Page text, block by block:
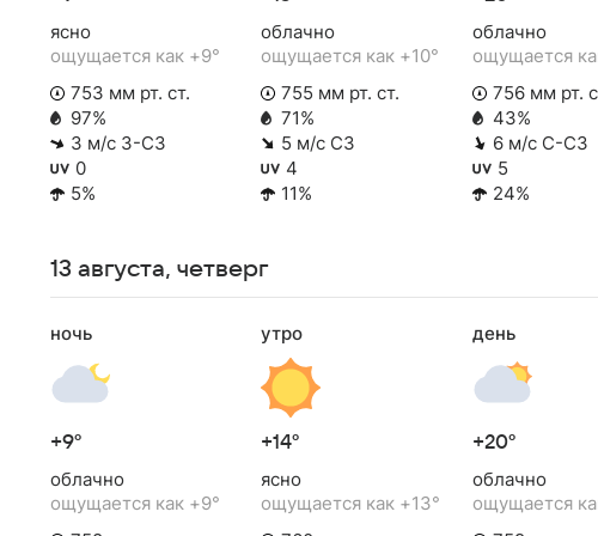
ясно
ощущается как +9°
753 мм рт. ст.
97%
3 м/с З-СЗ
0
5%
облачно
ощущается как +10°
755 мм рт. ст.
71%
5 м/с СЗ
4
11%
облачно
ощущается
756 мм рт.
43%
6 м/с С-СЗ
5
24%
13 августа, четверг
ночь
+9°
облачно
ощущается как +9°
утро
+14°
ясно
ощущается как +13°
день
+20°
облачно
ощущается